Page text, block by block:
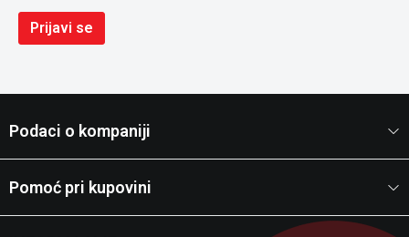
Prijavi se
Podaci o kompaniji
Pomoć pri kupovini